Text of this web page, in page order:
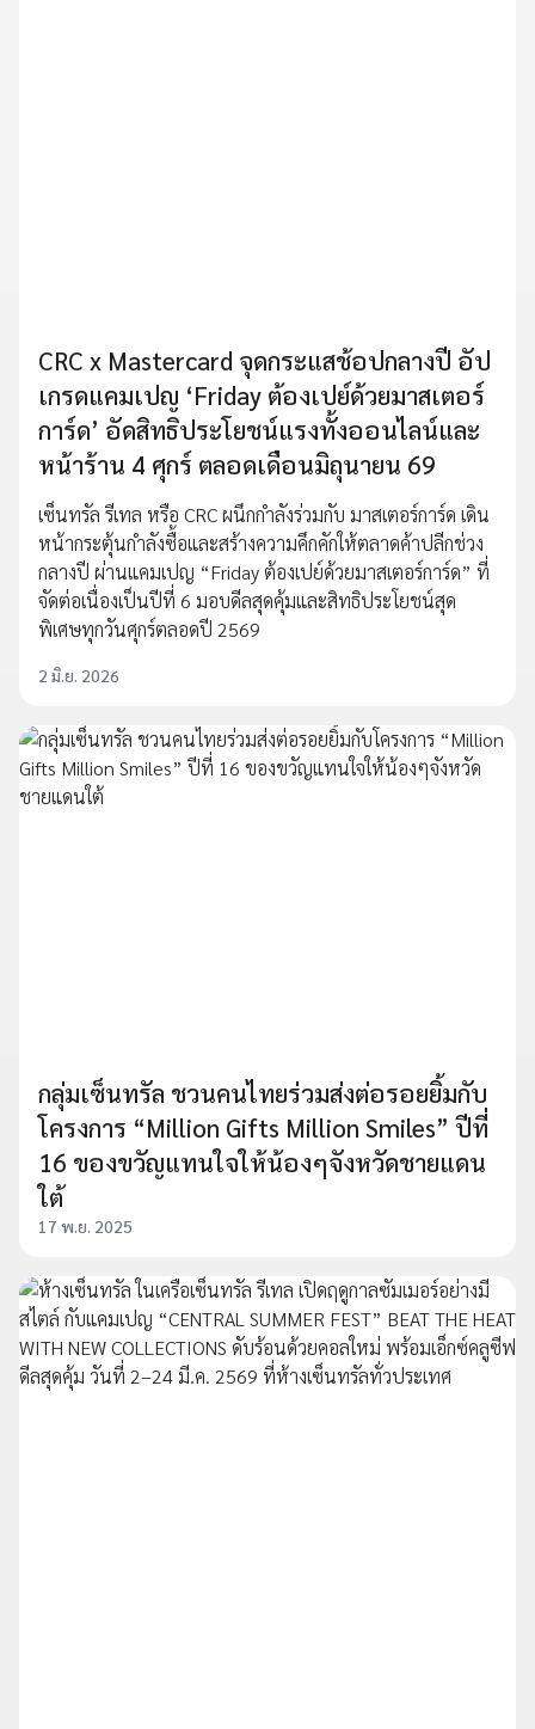
CRC x Mastercard จุดกระแสช้อปกลางปี อัป
เกรดแคมเปญ ‘Friday ต้องเปย์ด้วยมาสเตอร์
การ์ด’ อัดสิทธิประโยชน์แรงทั้งออนไลน์และ
หน้าร้าน 4 ศุกร์ ตลอดเดือนมิถุนายน 69
เซ็นทรัล รีเทล หรือ CRC ผนึกกำลังร่วมกับ มาสเตอร์การ์ด เดิน
หน้ากระตุ้นกำลังซื้อและสร้างความคึกคักให้ตลาดค้าปลีกช่วง
กลางปี ผ่านแคมเปญ “Friday ต้องเปย์ด้วยมาสเตอร์การ์ด” ที่
จัดต่อเนื่องเป็นปีที่ 6 มอบดีลสุดคุ้มและสิทธิประโยชน์สุด
พิเศษทุกวันศุกร์ตลอดปี 2569
2 มิ.ย. 2026
กลุ่มเซ็นทรัล ชวนคนไทยร่วมส่งต่อรอยยิ้มกับ
โครงการ “Million Gifts Million Smiles” ปีที่
16 ของขวัญแทนใจให้น้องๆจังหวัดชายแดน
ใต้
17 พ.ย. 2025